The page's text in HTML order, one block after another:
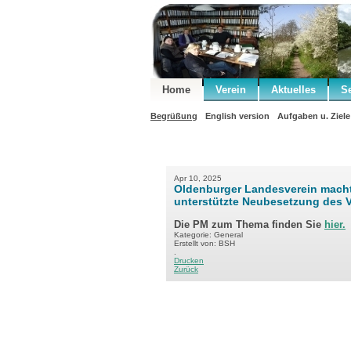
Home Verein Aktuelles
Begrüßung English version Aufgaben u. Ziele
Apr 10, 2025
Oldenburger Landesverein
unterstützte Neubesetzung des
Die PM zum Thema finden Sie hier.
Kategorie: General
Erstellt von: BSH
Drucken
Zurück